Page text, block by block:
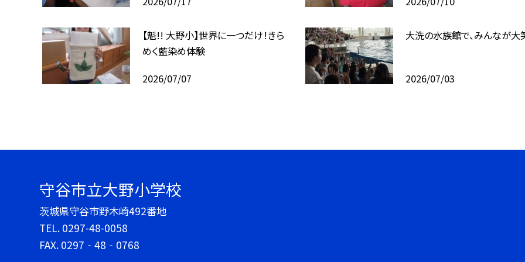
【魁!! 大野小】世界に一つだけ！きら
めく藍染め体験
2026/07/07
大洗の水族館で、みんなが大
2026/07/03
守谷市立大野小学校
茨城県守谷市野木崎492番地
TEL. 0297-48-0058
FAX. 0297‐48‐0768